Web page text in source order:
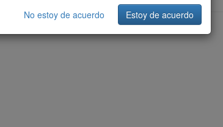
No estoy de acuerdo Estoy de acuerdo